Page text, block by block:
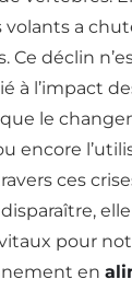
volants a
Ce déclin
à l’impact
le
encore
ces
pour
en